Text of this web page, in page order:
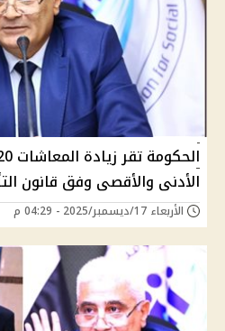
الأدنى والأقصى وفق قانون
الأربعاء 17/ديسمبر/2025 - 04:29 م